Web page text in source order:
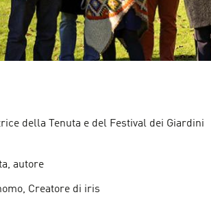
della Tenuta e del Festival dei Giardini
autore
Creatore di iris